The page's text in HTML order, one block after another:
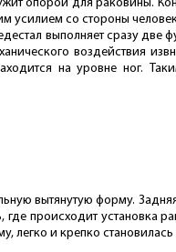
опорой для раковины.
усилием со стороны
выполняет сразу
воздействия
на уровне ног.
вытянутую форму.
где происходит установка
легко и крепко становилась